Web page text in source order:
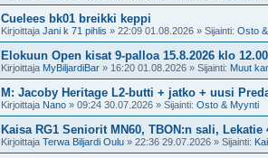
Cuelees bk01 breikki keppi
Kirjoittaja Jani k 71 pihlis » 22:09 01.08.2026 » Sijainti: Osto
Elokuun Open kisat 9-palloa 15.8.2026 klo
Kirjoittaja MyBiljardiBar » 16:20 01.08.2026 » Sijainti: Muut
M: Jacoby Heritage L2-butti + jatko + uusi
Kirjoittaja Nano » 09:24 30.07.2026 » Sijainti: Osto & Myynti
Kaisa RG1 Seniorit MN60, TBON:n sali, Lekatie
Kirjoittaja Terwa Biljardi Oulu » 22:36 29.07.2026 » Sijainti: